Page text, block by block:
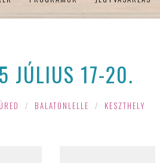
JÚLIUS 17-20.
/ BALATONLELLE /
KESZTHELY